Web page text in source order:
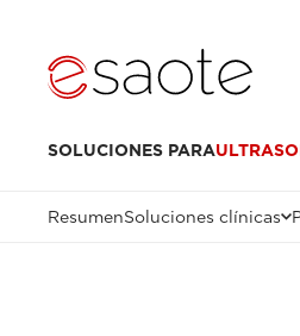
SOLUCIONES PARA
ResumenSoluciones clínicas